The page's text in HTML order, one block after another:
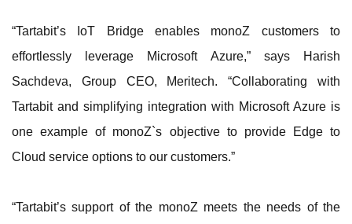
“Tartabit’s IoT Bridge enables monoZ customers to
effortlessly leverage Microsoft Azure,” says Harish
Sachdeva, Group CEO, Meritech. “Collaborating with
Tartabit and simplifying integration with Microsoft Azure is
one example of monoZ`s objective to provide Edge to
Cloud service options to our customers.”
“Tartabit’s support of the monoZ meets the needs of the